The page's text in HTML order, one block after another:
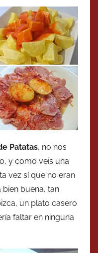
Patatas, no nos
y como veis una
vez sí que no eran
buena, tan
un plato casero
faltar en ninguna